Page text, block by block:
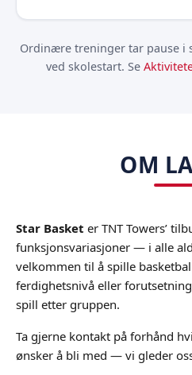
Ordinære treninger tar pause i
ved skolestart. Se
OM
Star Basket er TNT Towers’
funksjonsvariasjoner — i alle
velkommen til å spille
ferdighetsnivå eller
spill etter gruppen.
Ta gjerne kontakt på forhånd
ønsker å bli med — vi gleder